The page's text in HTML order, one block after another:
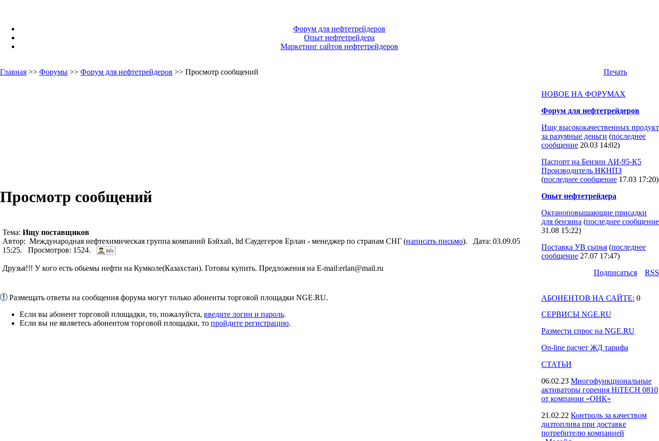
Форум для нефтетрейдеров
Опыт нефтетрейдера
Маркетинг сайтов нефтетрейдеров
Главная >> Форумы >> Форум для нефтетрейдеров >> Просмотр сообщений Печать
Просмотр сообщений
Тема: Ищу поставщиков
Автор: Международная нефтехимическая группа компаний Бэйхай, ltd Саудегеров Ерлан - менеджер по странам СНГ (написать письмо). Дата: 03.09.05
15:25. Просмотров: 1524.
Друзья!!! У кого есть обьемы нефти на Кумколе(Казахстан). Готовы купить. Предложения на E-mail:erlan@mail.ru
Размещать ответы на сообщения форума могут только абоненты торговой площадки NGE.RU.
Если вы абонент торговой площадки, то, пожалуйста, введите логин и пароль.
Если вы не являетесь абонентом торговой площадки, то пройдите регистрацию.
НОВОЕ НА ФОРУМАХ
Форум для нефтетрейдеров
Ищу высококачественных продукт
за разумные деньги (последнее
сообщение 20.03 14:02)
Паспорт на Бензин АИ-95-К5
Производитель НКНПЗ
(последнее сообщение 17.03 17:20)
Опыт нефтетрейдера
Октаноповышающие присадки
для бензина (последнее сообщение
31.08 15:22)
Поставка УВ сырья (последнее
сообщение 27.07 17:47)
Подпиcаться
RSS
АБОНЕНТОВ НА САЙТЕ: 0
СЕРВИСЫ NGE.RU
Размести спрос на NGE.RU
On-line расчет ЖД тарифа
СТАТЬИ
06.02.23 Многофункциональные
активаторы горения HiTECH 0810
от компании «ОНК»
21.02.22 Контроль за качеством
дизтоплива при доставке
потребителю компанией